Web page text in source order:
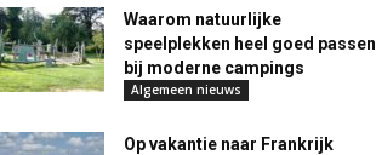
Waarom natuurlijke
speelplekken heel goed passen
bij moderne campings
Algemeen nieuws
Op vakantie naar Frankrijk